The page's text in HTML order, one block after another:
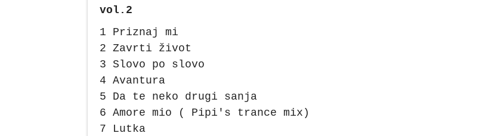
vol.2
1 Priznaj mi
2 Zavrti život
3 Slovo po slovo
4 Avantura
5 Da te neko drugi sanja
6 Amore mio ( Pipi's trance mix)
7 Lutka